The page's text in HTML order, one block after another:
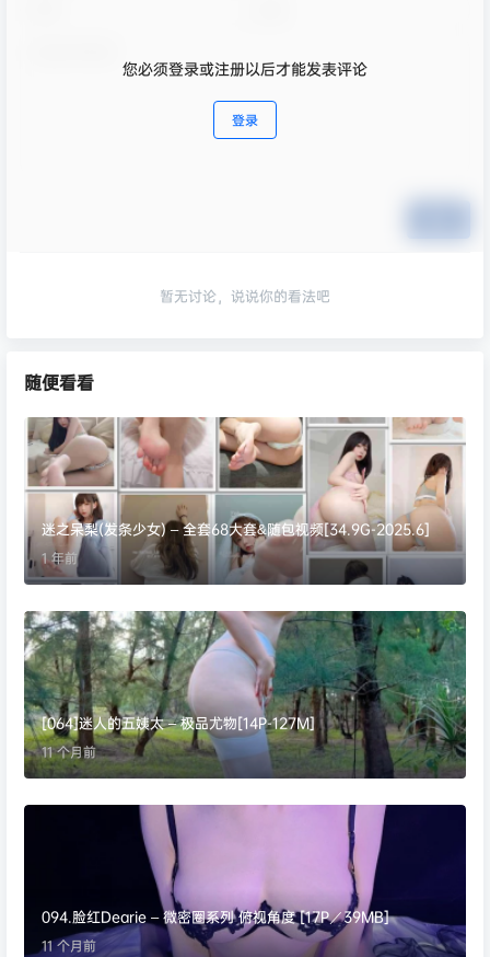
您必须登录或注册以后才能发表评论
登录
暂无讨论，说说你的看法吧
随便看看
迷之呆梨(发条少女) – 全套68大套&随包视频[34.9G-2025.6]
1 年前
[064]迷人的五姨太 – 极品尤物[14P-127M]
11 个月前
094.脸红Dearie – 微密圈系列 俯视角度 [17P／39MB]
11 个月前